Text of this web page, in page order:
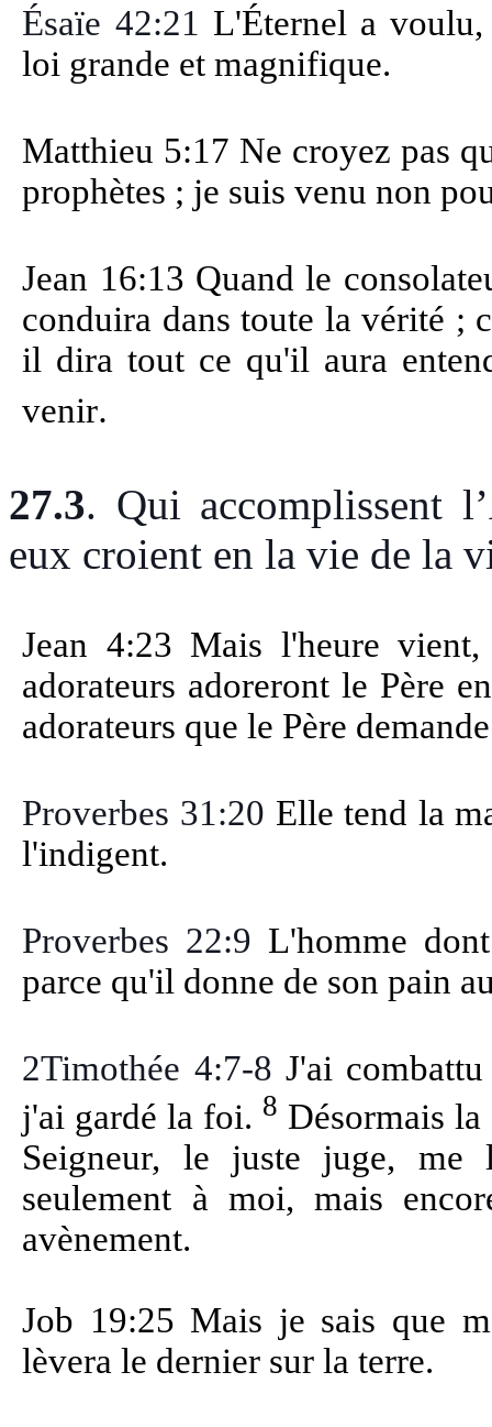
Ésaïe 42:21 L'Éternel a
loi grande et magnifique.
Matthieu 5:17 Ne croyez pas
prophètes ; je suis venu non
Jean 16:13 Quand le
conduira dans toute la vérité ;
il dira tout ce qu'il aura
venir.
27.3. Qui accomplissent
eux croient en la vie de la
Jean 4:23 Mais l'heure
adorateurs adoreront le Père
adorateurs que le Père
Proverbes 31:20 Elle tend la
l'indigent.
Proverbes 22:9 L'homme
parce qu'il donne de son pain
2Timothée 4:7-8 J'ai
j'ai gardé la foi. 8 Désormais
Seigneur, le juste juge,
seulement à moi, mais
avènement.
Job 19:25 Mais je sais que
lèvera le dernier sur la terre.